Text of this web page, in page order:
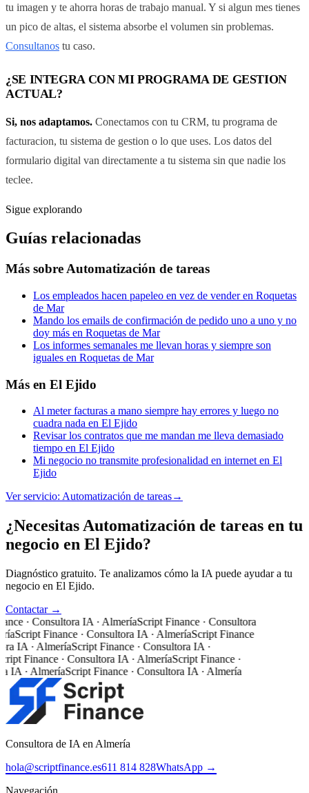
tu imagen y te ahorra horas de trabajo manual. Y si algun mes tienes
un pico de altas, el sistema absorbe el volumen sin problemas.
Consultanos tu caso.
¿SE INTEGRA CON MI PROGRAMA DE GESTION
ACTUAL?
Si, nos adaptamos. Conectamos con tu CRM, tu programa de
facturacion, tu sistema de gestion o lo que uses. Los datos del
formulario digital van directamente a tu sistema sin que nadie los
teclee.
Sigue explorando
Guías relacionadas
Más sobreAutomatización de tareas
Los empleados hacen papeleo en vez de vender en Roquetas
de Mar
Mando los emails de confirmación de pedido uno a uno y no
doy más en Roquetas de Mar
Los informes semanales me llevan horas y siempre son
iguales en Roquetas de Mar
Más en El Ejido
Al meter facturas a mano siempre hay errores y luego no
cuadra nada en El Ejido
Revisar los contratos que me mandan me lleva demasiado
tiempo en El Ejido
Mi negocio no transmite profesionalidad en internet en El
Ejido
Ver servicio: Automatización de tareas→
¿Necesitas Automatización de tareas en tu
negocio en El Ejido?
Diagnóstico gratuito. Te analizamos cómo la IA puede ayudar a tu
negocio en El Ejido.
Contactar →
· Consultora IA · AlmeríaScript Finance · Consultora
Script Finance · Consultora IA · AlmeríaScript Finance
IA · AlmeríaScript Finance · Consultora IA ·
Finance · Consultora IA · AlmeríaScript Finance ·
IA · AlmeríaScript Finance · Consultora IA · Almería
Consultora de IA en Almería
hola@scriptfinance.es611 814 828WhatsApp →